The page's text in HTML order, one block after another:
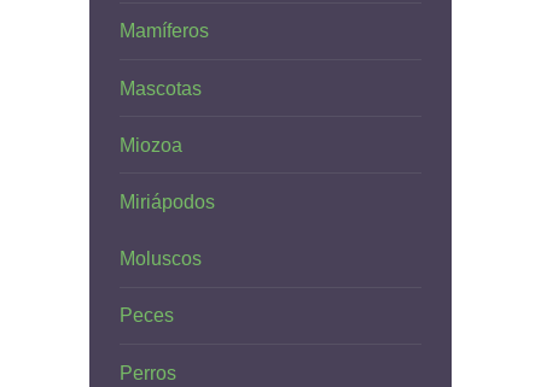
Mamíferos
Mascotas
Miozoa
Miriápodos
Moluscos
Peces
Perros